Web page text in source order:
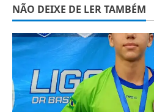
NÃO DEIXE DE LER TAMBÉM